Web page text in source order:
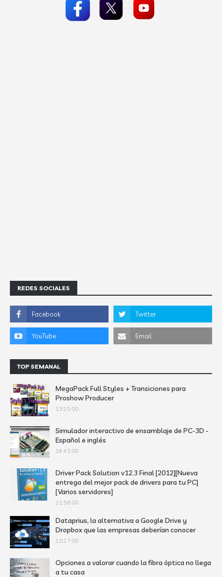
REDES SOCIALES
TOP SEMANAL
MegaPack Full Styles + Transiciones para
Proshow Producer
13:25:00
Simulador interactivo de ensamblaje de PC-3D -
Español e inglés
19:43:00
Driver Pack Solution v12.3 Final [2012][Nueva
entrega del mejor pack de drivers para tu PC]
[Varios servidores]
21:56:00
Dataprius, la alternativa a Google Drive y
Dropbox que las empresas deberían conocer
10:27:00
Opciones a valorar cuando la fibra óptica no llega
a tu casa